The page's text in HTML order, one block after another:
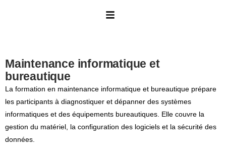
Maintenance informatique et
bureautique
La formation en maintenance informatique et bureautique prépare
les participants à diagnostiquer et dépanner des systèmes
informatiques et des équipements bureautiques. Elle couvre la
gestion du matériel, la configuration des logiciels et la sécurité des
données.